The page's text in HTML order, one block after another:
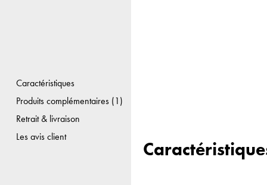
Caractéristiques
Produits complémentaires (1)
Retrait & livraison
Les avis client